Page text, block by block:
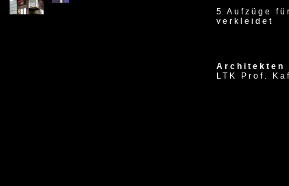
5 Aufzüge
verkleidet
Architekten
LTK Prof.